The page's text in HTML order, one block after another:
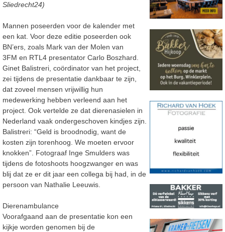
Sliedrecht24)
Mannen poseerden voor de kalender met
een kat. Voor deze editie poseerden ook
BN’ers, zoals Mark van der Molen van
3FM en RTL4 presentator Carlo Boszhard.
Ginet Balistreri, coördinator van het project,
zei tijdens de presentatie dankbaar te zijn,
dat zoveel mensen vrijwillig hun
medewerking hebben verleend aan het
project. Ook vertelde ze dat dierenasielen in
Nederland vaak ondergeschoven kindjes zijn.
Balistreri: “Geld is broodnodig, want de
kosten zijn torenhoog. We moeten ervoor
knokken”. Fotograaf Inge Smulders was
tijdens de fotoshoots hoogzwanger en was
blij dat ze er dit jaar een collega bij had, in de
persoon van Nathalie Leeuwis.
Dierenambulance
Voorafgaand aan de presentatie kon een
kijkje worden genomen bij de